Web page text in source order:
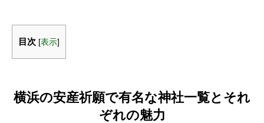
目次 [表示]
横浜の安産祈願で有名な神社一覧とそれ
ぞれの魅力